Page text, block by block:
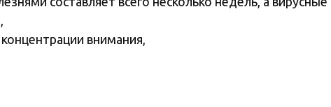
внимания,